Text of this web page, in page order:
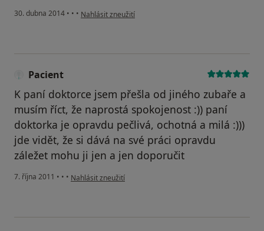
30. dubna 2014 • • • podle názoru uživatele Váš účet byl odstraněn
Nahlásit zneužití
Pacient
K paní doktorce jsem přešla od jiného zubaře a
musím říct, že naprostá spokojenost :)) paní
doktorka je opravdu pečlivá, ochotná a milá :)))
jde vidět, že si dává na své práci opravdu
záležet mohu ji jen a jen doporučit
7. října 2011 • • • podle názoru uživatele Pacient
Nahlásit zneužití